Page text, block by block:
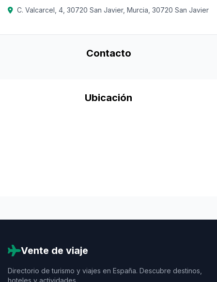
C. Valcarcel, 4, 30720 San Javier, Murcia, 30720 San Javier
Contacto
Ubicación
Vente de viaje
Directorio de turismo y viajes en España. Descubre destinos,
hoteles y actividades.